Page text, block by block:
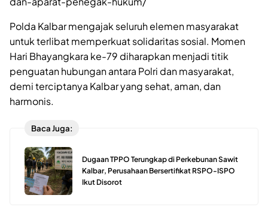
Polda Kalbar mengajak seluruh elemen masyarakat
untuk terlibat memperkuat solidaritas sosial. Momen
Hari Bhayangkara ke-79 diharapkan menjadi titik
penguatan hubungan antara Polri dan masyarakat,
demi terciptanya Kalbar yang sehat, aman, dan
harmonis.
Baca Juga:
Dugaan TPPO Terungkap di Perkebunan Sawit
Kalbar, Perusahaan Bersertifikat RSPO-ISPO
Ikut Disorot